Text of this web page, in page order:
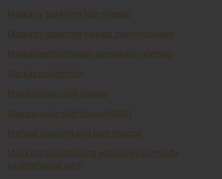
Markaziy bankning foiz siyosati
Markaziy bankning valyuta intervensiyalari
Markazlashtirilmagan almashinuv xizmati
Markazsizlashtirish
Maxsus qarz olish huquqi
Maxsus qarz olish huquqi (SDR)
Mehnat haqining eng kam miqdori
Mijoz ma'lumotlarining yo'qolishi yoki maxfiy
saqlanmasligi xavfi